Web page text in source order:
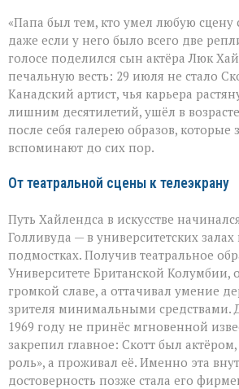
«Папа был тем, кто умел любую сцену
даже если у него было всего две
голосе поделился сын актёра Люк
печальную весть: 29 июля не стало
Канадский артист, чья карьера
лишним десятилетий, ушёл в возрасте
после себя галерею образов, которые
вспоминают до сих пор.
От театральной сцены к телеэкрану
Путь Хайлендса в искусстве
Голливуда — в университетских
подмостках. Получив театральное
Университете Британской Колумбии,
громкой славе, а оттачивал умение
зрителя минимальными средствами.
1969 году не принёс мгновенной
закрепил главное: Скотт был
роль», а проживал её. Именно эта
достоверность позже стала его